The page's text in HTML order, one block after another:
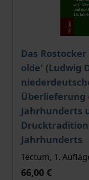
Das
olde' (Ludwig
Überlieferung
Jahrhunderts
Jahrhunderts
Der Preis
Tectum, 1.
66,00 €